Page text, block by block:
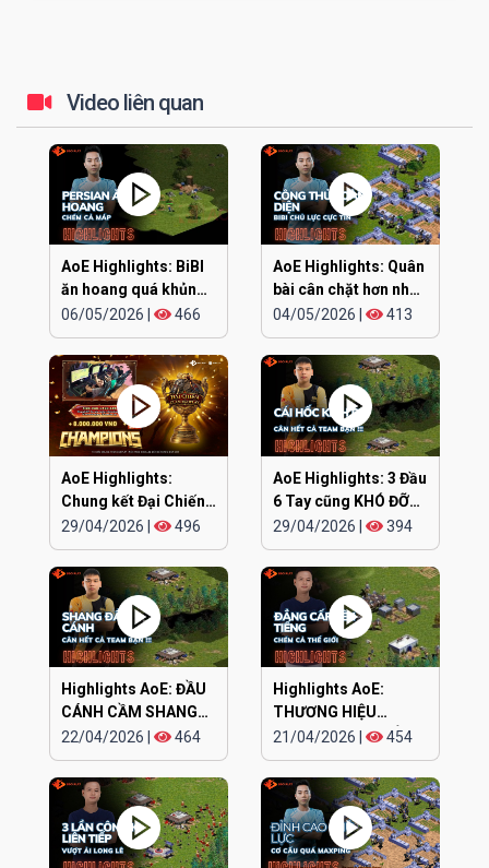
Video liên quan
AoE Highlights: BiBI
ăn hoang quá khủng
khiếp
06/05/2026 466
AoE Highlights: Quân
bài cân chặt hơn nhau
ở đúng cái đầu
04/05/2026 413
AoE Highlights:
Chung kết Đại Chiến
Clan EGOPLAY
29/04/2026 496
AoE Highlights: 3 Đầu
6 Tay cũng KHÓ ĐỠ
TRẬN NÀY
29/04/2026 394
Highlights AoE: ĐẦU
CÁNH CẦM SHANG
KAMACHI cân hết
22/04/2026 464
Highlights AoE:
THƯƠNG HIỆU
CHIPBOY CHÓ ĐIÊN
lên tiếng
21/04/2026 454